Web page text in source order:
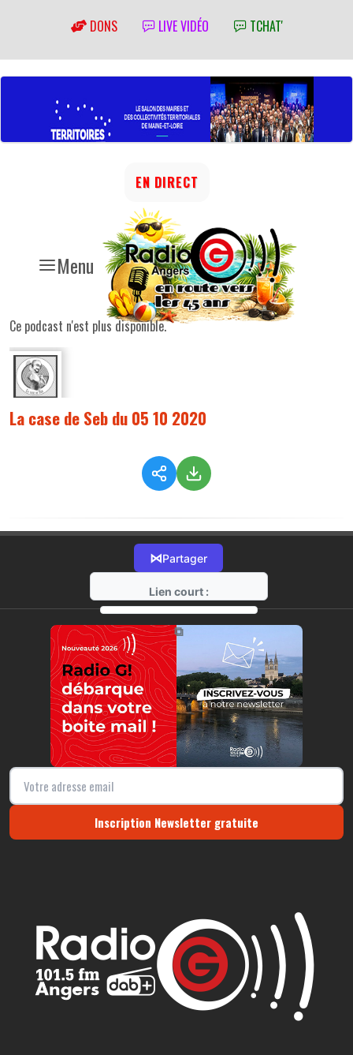
DONS LIVE VIDÉO TCHAT'
Menu
EN DIRECT
Ce podcast n'est plus disponible.
La case de Seb du 05 10 2020
⋈Partager
Lien court :
https://radio-g.fr?5820
⧉
Inscription Newsletter gratuite